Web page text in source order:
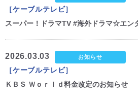
［ケーブルテレビ］
スーパー！ドラマTV #海外ドラマ☆エン
2026.03.03 お知らせ
［ケーブルテレビ］
ＫＢＳ Ｗｏｒｌｄ料金改定のお知らせ